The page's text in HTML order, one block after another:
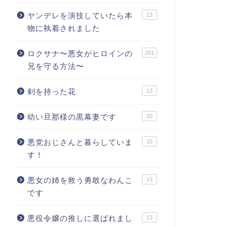
ヤンデレを演技していたら本
物に執着されました
13
ロクサナ〜悪女がヒロインの
兄を守る方法〜
261
剣を持った花 13
幼い旦那様の黒幕妻です 10
悪党おじさんと暮らしていま
す！
15
悪女の姉を救う勇敢なわんこ
です
13
悪役令嬢の推しに選ばれまし
13